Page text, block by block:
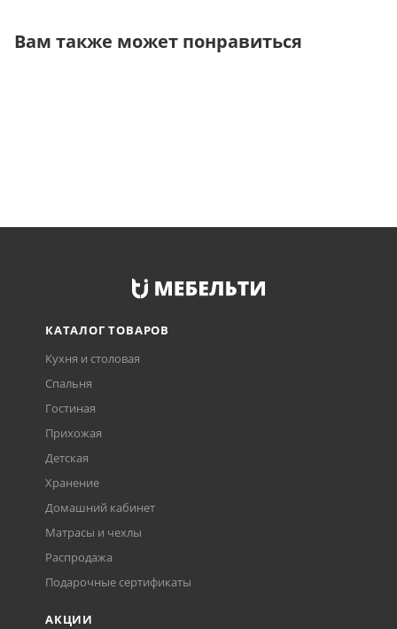
Вам также может понравиться
КАТАЛОГ ТОВАРОВ
Кухня и столовая
Спальня
Гостиная
Прихожая
Детская
Хранение
Домашний кабинет
Матрасы и чехлы
Распродажа
Подарочные сертификаты
АКЦИИ